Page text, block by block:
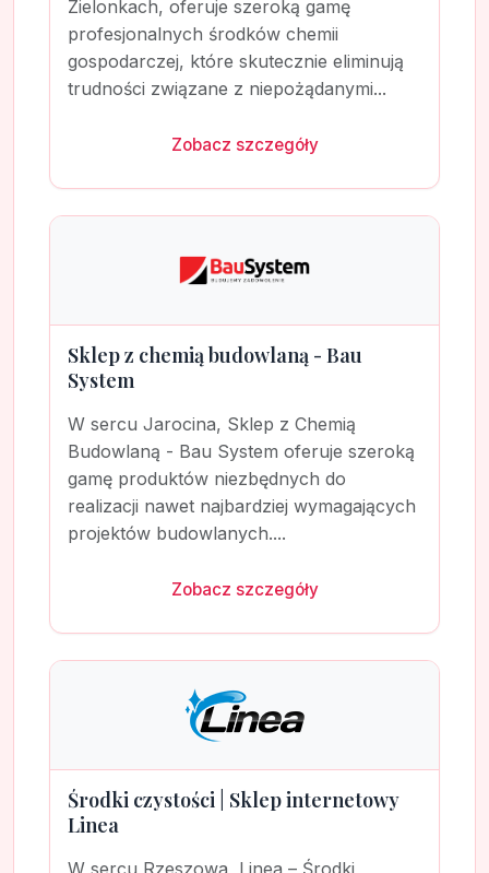
Zielonkach, oferuje szeroką gamę
profesjonalnych środków chemii
gospodarczej, które skutecznie eliminują
trudności związane z niepożądanymi...
Zobacz szczegóły
Sklep z chemią budowlaną - Bau
System
W sercu Jarocina, Sklep z Chemią
Budowlaną - Bau System oferuje szeroką
gamę produktów niezbędnych do
realizacji nawet najbardziej wymagających
projektów budowlanych....
Zobacz szczegóły
Środki czystości | Sklep internetowy
Linea
W sercu Rzeszowa, Linea – Środki